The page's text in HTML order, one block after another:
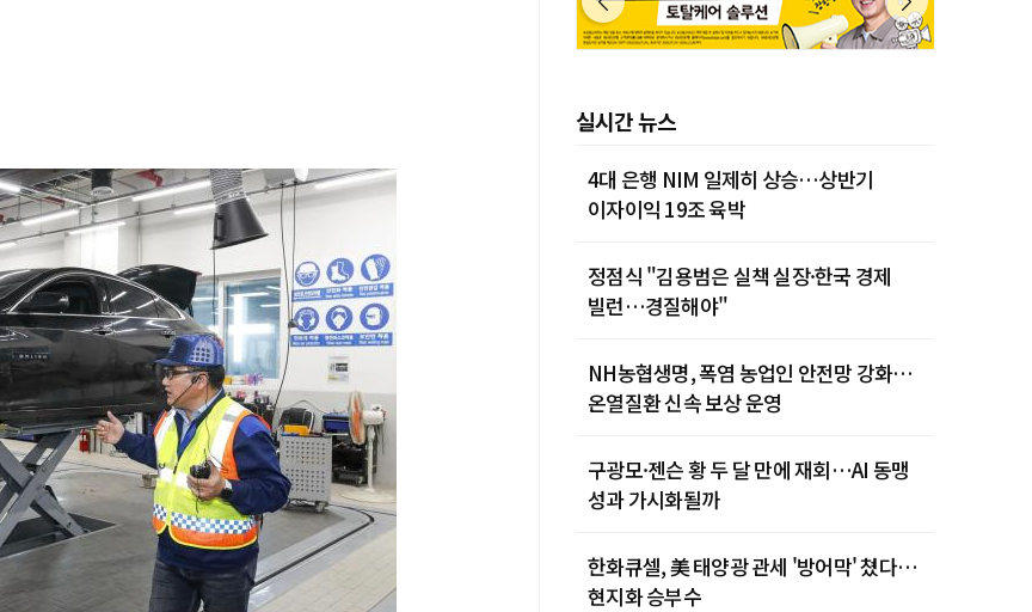
실시간 뉴스
4대 은행 NIM 일제히 상승…상반기
이자이익 19조 육박
정점식 "김용범은 실책 실장·한국 경제
빌런…경질해야"
NH농협생명, 폭염 농업인 안전망 강화…
온열질환 신속 보상 운영
구광모·젠슨 황 두 달 만에 재회…AI 동맹
성과 가시화될까
한화큐셀, 美 태양광 관세 '방어막' 쳤다…
현지화 승부수